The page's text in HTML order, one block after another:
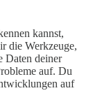
kannst,
die Werkzeuge,
Daten deiner
auf. Du
auf